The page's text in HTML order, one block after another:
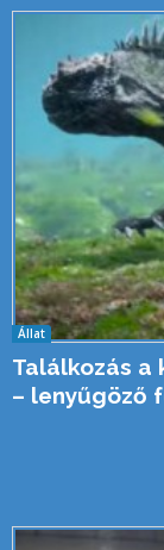
Állat
Találkozás
– lenyűgöző